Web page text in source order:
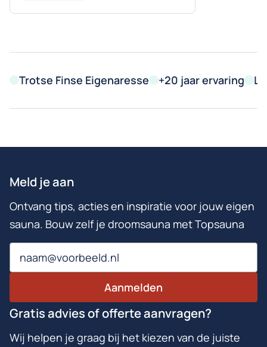
Trotse Finse Eigenaresse +20 jaar ervaring
Meld je aan
Ontvang tips, acties en inspiratie voor jouw eigen
sauna. Bouw zelf je droomsauna met Topsauna
Email
Aanmelden
Gratis advies of offerte aanvragen?
Wij helpen je graag bij het kiezen van de juiste